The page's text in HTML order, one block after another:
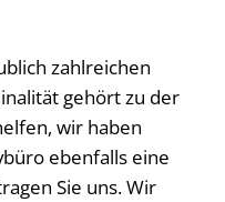
zahlreichen
gehört zu der
wir haben
ebenfalls eine
Sie uns. Wir